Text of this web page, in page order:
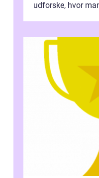
udforske, hvor